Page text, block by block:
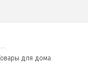
для дома